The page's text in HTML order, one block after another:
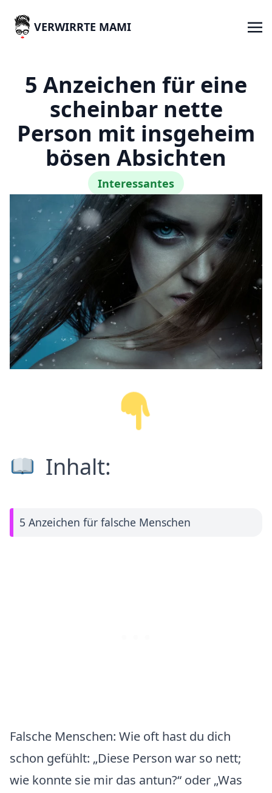
VERWIRRTE MAMI
5 Anzeichen für eine
scheinbar nette
Person mit insgeheim
bösen Absichten
Interessantes
Inhalt:
5 Anzeichen für falsche Menschen
Falsche Menschen: Wie oft hast du dich
schon gefühlt: „Diese Person war so nett;
wie konnte sie mir das antun?“ oder „Was